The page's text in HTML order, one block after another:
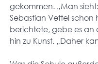
gekommen. „Man
Sebastian Vettel schon
berichtete, gebe es an
hin zu Kunst. „Daher